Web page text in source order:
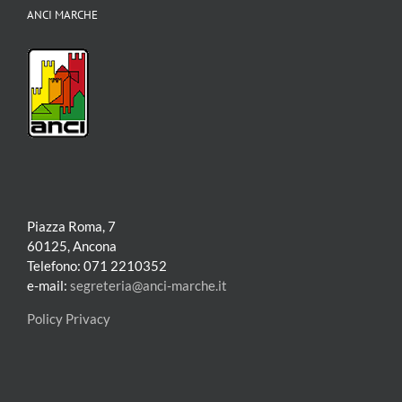
ANCI MARCHE
Piazza Roma, 7
60125, Ancona
Telefono: 071 2210352
e-mail: segreteria@anci-marche.it
Policy Privacy